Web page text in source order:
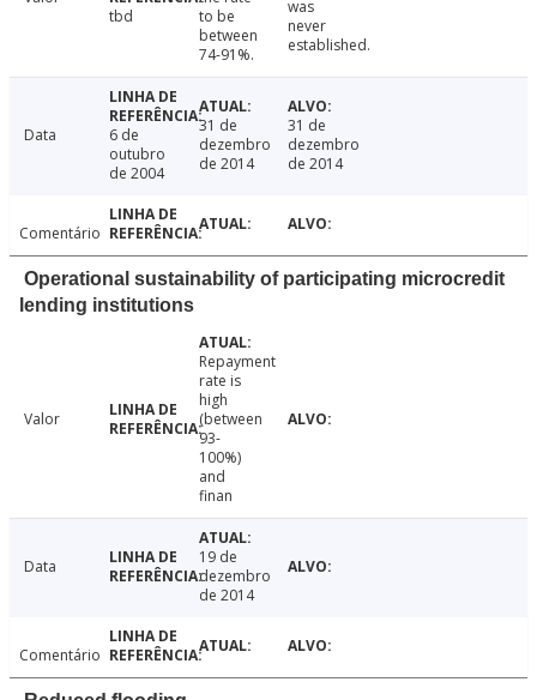
tbd
to be
between
74-91%.
was
never
established.
Data
6 de
outubro
de 2004
31 de
dezembro
de 2014
31 de
dezembro
de 2014
Comentário
Operational sustainability of participating microcredit
lending institutions
Valor
Repayment
rate is
high
(between
93-
100%)
and
finan
Data
19 de
dezembro
de 2014
Comentário